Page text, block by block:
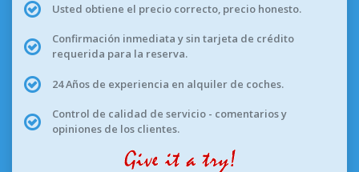
Usted obtiene el precio correcto, precio honesto.
Confirmación inmediata y sin tarjeta de crédito
requerida para la reserva.
24 Años de experiencia en alquiler de coches.
Control de calidad de servicio - comentarios y
opiniones de los clientes.